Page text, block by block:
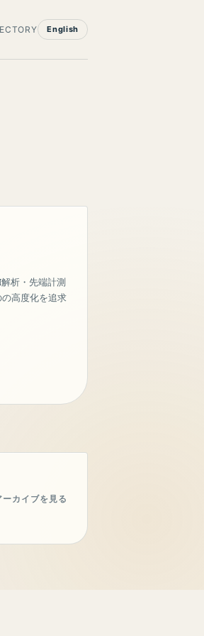
English
析・先端計測
高度化を追求
ーカイブを見る